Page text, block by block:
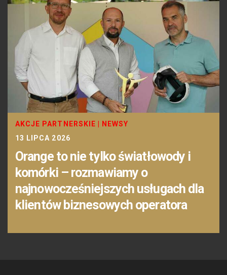
AKCJE PARTNERSKIE
NEWSY
13 LIPCA 2026
Orange to nie tylko światłowody i
komórki – rozmawiamy o
najnowocześniejszych usługach dla
klientów biznesowych operatora